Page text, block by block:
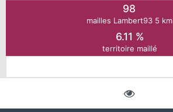
98
mailles Lambert93 5 km
6.11 %
territoire maillé